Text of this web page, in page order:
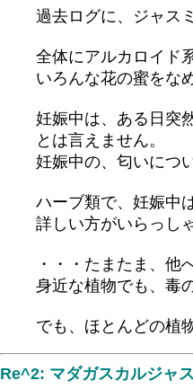
過去ログに、ジャス
全体にアルカロイド
いろんな花の蜜をな
妊娠中は、ある日突
とは言えません。
妊娠中の、匂いにつ
ハーブ類で、妊娠中
詳しい方がいらっし
・・・たまたま、他
身近な植物でも、毒
でも、ほとんどの植
Re^2: マダガスカルジャ